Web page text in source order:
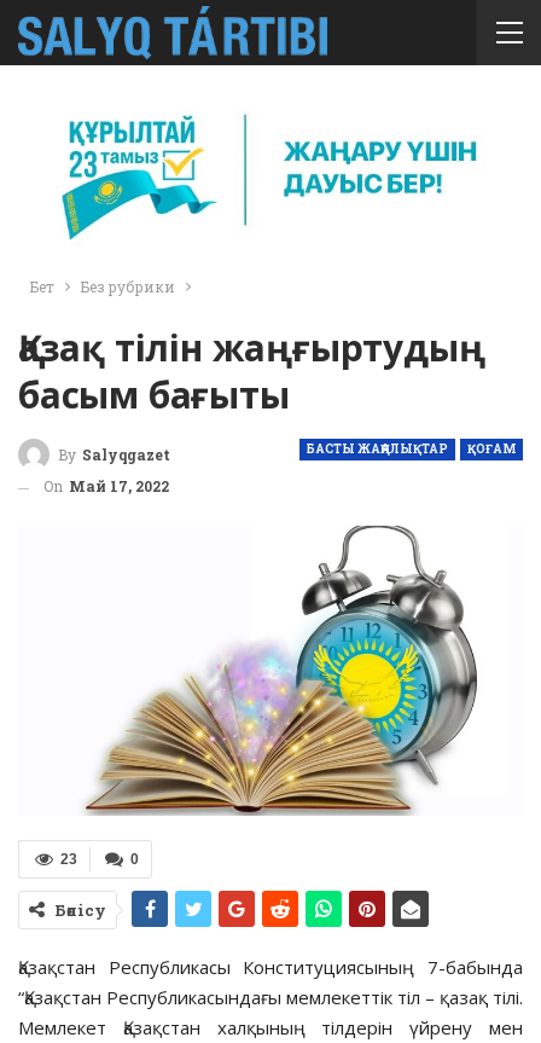
Бет Без рубрики
Қазақ тілін жаңғыртудың
басым бағыты
БАСТЫ ЖАҢАЛЫҚТАР ҚОҒАМ
By Salyqgazet
On Май 17, 2022
0
23
Бөлісу
Қазақстан Республикасы Конституциясының 7-бабында
“Қазақстан Республикасындағы мемлекеттік тіл – қазақ тілі.
Мемлекет Қазақстан халқының тілдерін үйрену мен